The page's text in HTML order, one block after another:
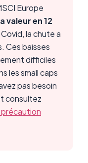
Europe
valeur en 12
la chute a
Ces baisses
difficiles
les small caps
pas besoin
consultez
précaution